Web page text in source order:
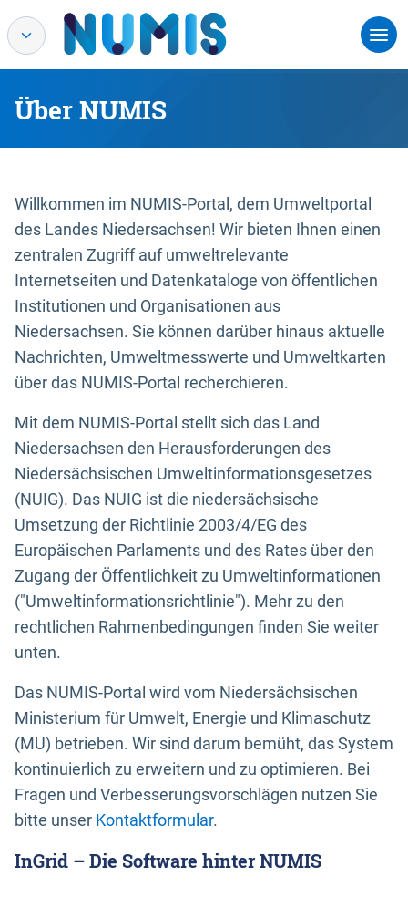
Über NUMIS
Willkommen im NUMIS-Portal, dem Umweltportal
des Landes Niedersachsen! Wir bieten Ihnen einen
zentralen Zugriff auf umweltrelevante
Internetseiten und Datenkataloge von öffentlichen
Institutionen und Organisationen aus
Niedersachsen. Sie können darüber hinaus aktuelle
Nachrichten, Umweltmesswerte und Umweltkarten
über das NUMIS-Portal recherchieren.
Mit dem NUMIS-Portal stellt sich das Land
Niedersachsen den Herausforderungen des
Niedersächsischen Umweltinformationsgesetzes
(NUIG). Das NUIG ist die niedersächsische
Umsetzung der Richtlinie 2003/4/EG des
Europäischen Parlaments und des Rates über den
Zugang der Öffentlichkeit zu Umweltinformationen
("Umweltinformationsrichtlinie"). Mehr zu den
rechtlichen Rahmenbedingungen finden Sie weiter
unten.
Das NUMIS-Portal wird vom Niedersächsischen
Ministerium für Umwelt, Energie und Klimaschutz
(MU) betrieben. Wir sind darum bemüht, das System
kontinuierlich zu erweitern und zu optimieren. Bei
Fragen und Verbesserungsvorschlägen nutzen Sie
bitte unser Kontaktformular.
InGrid – Die Software hinter NUMIS